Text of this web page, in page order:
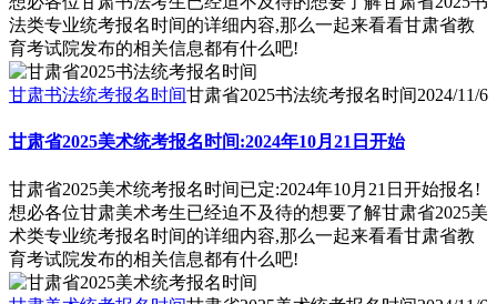
法类专业统考报名时间的详细内容,那么一起来看看甘肃省教
育考试院发布的相关信息都有什么吧!
甘肃书法统考报名时间甘肃省2025书法统考报名时间2024/11/6
甘肃省2025美术统考报名时间:2024年10月21日开始
甘肃省2025美术统考报名时间已定:2024年10月21日开始报名!
想必各位甘肃美术考生已经迫不及待的想要了解甘肃省2025美
术类专业统考报名时间的详细内容,那么一起来看看甘肃省教
育考试院发布的相关信息都有什么吧!